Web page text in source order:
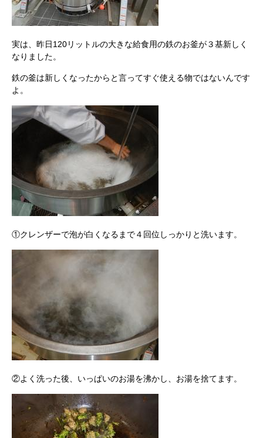
実は、昨日120リットルの大きな給食用の鉄のお釜が３基新しく
なりました。
鉄の釜は新しくなったからと言ってすぐ使える物ではないんです
よ。
①クレンザーで泡が白くなるまで４回位しっかりと洗います。
②よく洗った後、いっぱいのお湯を沸かし、お湯を捨てます。